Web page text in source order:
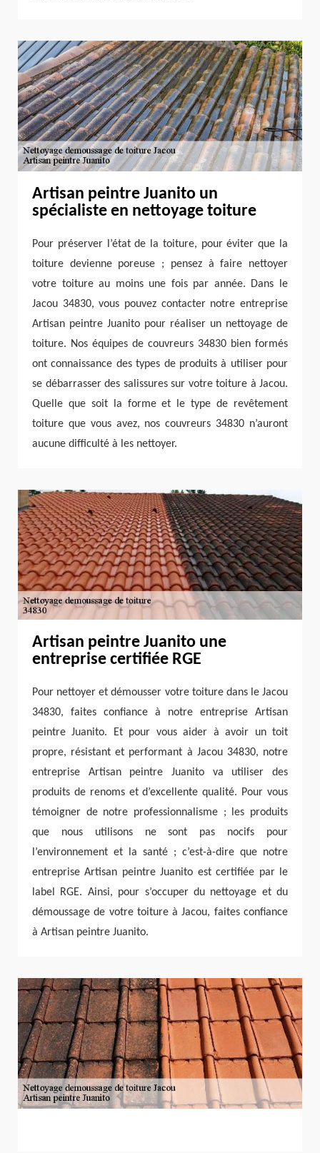
Artisan peintre Juanito un
spécialiste en nettoyage toiture
Pour préserver l’état de la toiture, pour éviter que la
toiture devienne poreuse ; pensez à faire nettoyer
votre toiture au moins une fois par année. Dans le
Jacou 34830, vous pouvez contacter notre entreprise
Artisan peintre Juanito pour réaliser un nettoyage de
toiture. Nos équipes de couvreurs 34830 bien formés
ont connaissance des types de produits à utiliser pour
se débarrasser des salissures sur votre toiture à Jacou.
Quelle que soit la forme et le type de revêtement
toiture que vous avez, nos couvreurs 34830 n’auront
aucune difficulté à les nettoyer.
Artisan peintre Juanito une
entreprise certifiée RGE
Pour nettoyer et démousser votre toiture dans le Jacou
34830, faites confiance à notre entreprise Artisan
peintre Juanito. Et pour vous aider à avoir un toit
propre, résistant et performant à Jacou 34830, notre
entreprise Artisan peintre Juanito va utiliser des
produits de renoms et d’excellente qualité. Pour vous
témoigner de notre professionnalisme ; les produits
que nous utilisons ne sont pas nocifs pour
l’environnement et la santé ; c’est-à-dire que notre
entreprise Artisan peintre Juanito est certifiée par le
label RGE. Ainsi, pour s’occuper du nettoyage et du
démoussage de votre toiture à Jacou, faites confiance
à Artisan peintre Juanito.